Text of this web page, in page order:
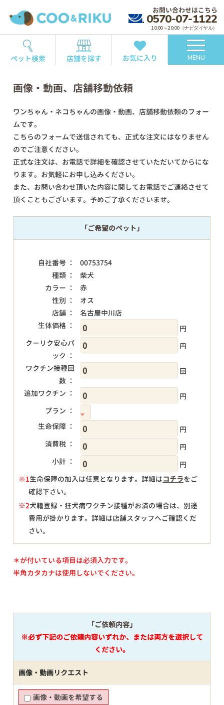
お問い合わせはこちら
0570-07-1122
10:00～20:00（ナビダイヤル）
ペット検索 店舗を探す お気に入り MENU
画像・動画、店舗移動依頼
ワンちゃん・ネコちゃんの画像・動画、店舗移動依頼のフォー
ムです。
こちらのフォームで送信されても、正式な注文にはなりません
のでご注意ください。
正式な注文は、お電話で詳細を確認させていただいてからにな
ります。お気軽にお申し込みください。
また、お問い合わせ頂いた内容に関してお電話でご連絡させて
頂くこともございます。予めご了承くださいませ。
「ご希望のペット」
自社番号 ：
00753754
種類 ：
柴犬
カラー ：
赤
性別 ：
オス
店舗 ：
名古屋中川店
生体価格 ：
円
クーリク安心パ
ック ：
円
ワクチン接種回
数 ：
回
追加ワクチン ：
円
プラン ：
生命保障 ：
円
消費税 ：
円
小計 ：
円
※1生命保障の加入は任意となります。詳細はコチラをご
確認下さい。
※2犬籍登録・狂犬病ワクチン接種がお済の場合は、別途
費用が掛かります。詳細は店舗スタッフへご確認くだ
さい。
＊が付いている項目は必須入力です。
半角カタカナは使用しないでください。
「ご依頼内容」
※必ず下記のご依頼内容いずれか、または両方を選択して
ください。
画像・動画リクエスト
画像・動画を希望する